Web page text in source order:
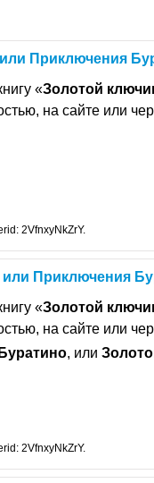
или Приключения
«Золотой
на сайте или
2VfnxyNkZrY.
или Приключения
«Золотой
на сайте или
Буратино, или
2VfnxyNkZrY.